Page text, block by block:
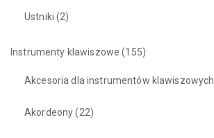
Ustniki (2)
Instrumenty klawiszowe (155)
Akcesoria dla instrumentów klawiszowych
Akordeony(22)